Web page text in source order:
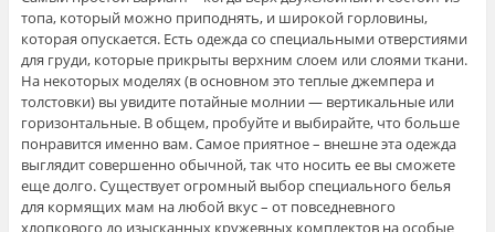
топа, который можно приподнять, и широкой горловины,
которая опускается. Есть одежда со специальными отверстиями
для груди, которые прикрыты верхним слоем или слоями ткани.
На некоторых моделях (в основном это теплые джемпера и
толстовки) вы увидите потайные молнии — вертикальные или
горизонтальные. В общем, пробуйте и выбирайте, что больше
понравится именно вам. Самое приятное – внешне эта одежда
выглядит совершенно обычной, так что носить ее вы сможете
еще долго. Существует огромный выбор специального белья
для кормящих мам на любой вкус – от повседневного
хлопкового до изысканных кружевных комплектов на особые